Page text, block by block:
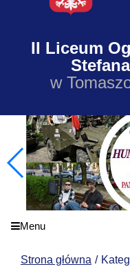
II Liceum
w
Menu
Strona główna